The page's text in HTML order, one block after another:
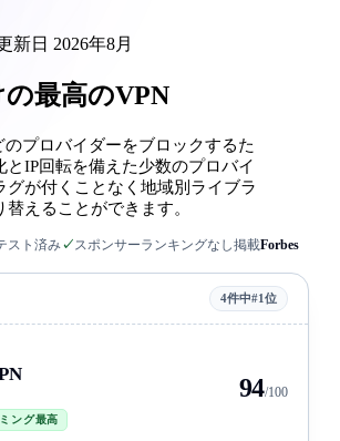
新日 2026年8月
最高のVPN
プロバイダーをブロックするた
とIP回転を備えた少数のプロバイ
グが付くことなく地域別ライブラ
替えることができます。
スト済み✓スポンサーランキングなし掲載Forbes
4件中#1位
ング最高
94/100